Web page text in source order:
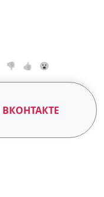
👎 👍 😮
ВКОНТАКТЕ